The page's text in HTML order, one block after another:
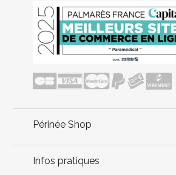
Périnée Shop
Infos pratiques